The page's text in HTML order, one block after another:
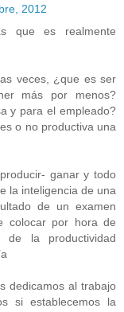
2012
que es realmente
veces, ¿que es ser
más por menos?
y para el empleado?
o no productiva una
ganar y todo
la inteligencia de una
de un examen
colocar por hora de
de la productividad
dedicamos al trabajo
si establecemos la